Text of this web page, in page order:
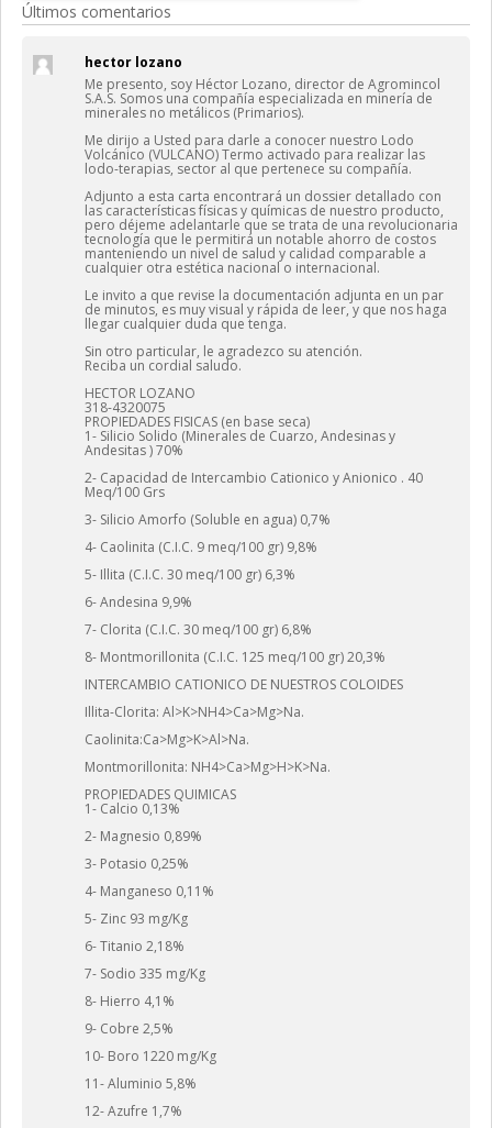
Últimos comentarios
hector lozano
Me presento, soy Héctor Lozano, director de Agromincol
S.A.S. Somos una compañía especializada en minería de
minerales no metálicos (Primarios).
Me dirijo a Usted para darle a conocer nuestro Lodo
Volcánico (VULCANO) Termo activado para realizar las
lodo-terapias, sector al que pertenece su compañía.
Adjunto a esta carta encontrará un dossier detallado con
las características físicas y químicas de nuestro producto,
pero déjeme adelantarle que se trata de una revolucionaria
tecnología que le permitirá un notable ahorro de costos
manteniendo un nivel de salud y calidad comparable a
cualquier otra estética nacional o internacional.
Le invito a que revise la documentación adjunta en un par
de minutos, es muy visual y rápida de leer, y que nos haga
llegar cualquier duda que tenga.
Sin otro particular, le agradezco su atención.
Reciba un cordial saludo.
HECTOR LOZANO
318-4320075
PROPIEDADES FISICAS (en base seca)
1- Silicio Solido (Minerales de Cuarzo, Andesinas y
Andesitas ) 70%
2- Capacidad de Intercambio Cationico y Anionico . 40
Meq/100 Grs
3- Silicio Amorfo (Soluble en agua) 0,7%
4- Caolinita (C.I.C. 9 meq/100 gr) 9,8%
5- Illita (C.I.C. 30 meq/100 gr) 6,3%
6- Andesina 9,9%
7- Clorita (C.I.C. 30 meq/100 gr) 6,8%
8- Montmorillonita (C.I.C. 125 meq/100 gr) 20,3%
INTERCAMBIO CATIONICO DE NUESTROS COLOIDES
Illita-Clorita: Al>K>NH4>Ca>Mg>Na.
Caolinita:Ca>Mg>K>Al>Na.
Montmorillonita: NH4>Ca>Mg>H>K>Na.
PROPIEDADES QUIMICAS
1- Calcio 0,13%
2- Magnesio 0,89%
3- Potasio 0,25%
4- Manganeso 0,11%
5- Zinc 93 mg/Kg
6- Titanio 2,18%
7- Sodio 335 mg/Kg
8- Hierro 4,1%
9- Cobre 2,5%
10- Boro 1220 mg/Kg
11- Aluminio 5,8%
12- Azufre 1,7%